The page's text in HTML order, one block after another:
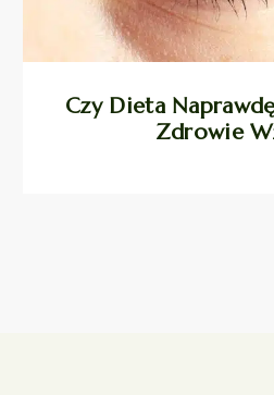
Czy Dieta
Zdrowie